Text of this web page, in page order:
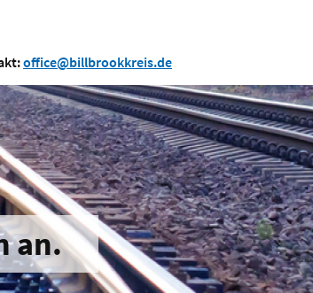
office@billbrookkreis.de
an.